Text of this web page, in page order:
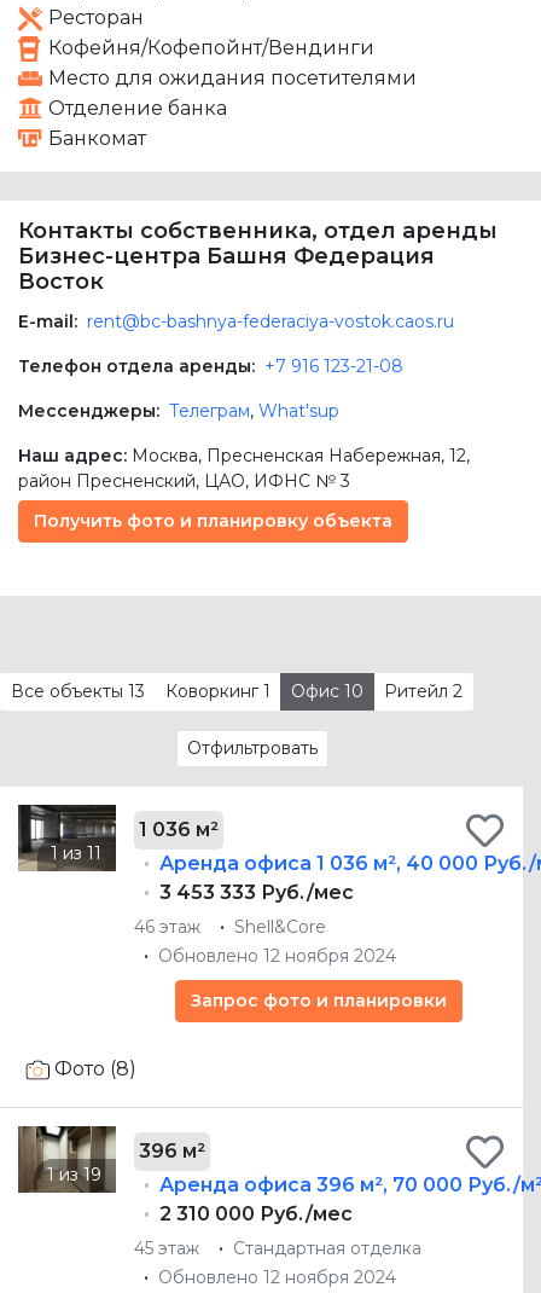
Ресторан
Кофейня/Кофепойнт/Вендинги
Место для ожидания посетителями
Отделение банка
Банкомат
Контакты собственника, отдел аренды
Бизнес-центра Башня Федерация
Восток
E-mail: rent@bc-bashnya-federaciya-vostok.caos.ru
Телефон отдела аренды: +7 916 123-21-08
Мессенджеры: Телеграм, What'sup
Наш адрес: Москва, Пресненская Набережная, 12,
район Пресненский, ЦАО, ИФНС № 3
Получить фото и планировку объекта
Все объекты 13 Коворкинг 1 Офис 10 Ритейл 2
Отфильтровать
1 036 м²
Аренда офиса 1 036 м², 40 000 Руб./
3 453 333 Руб./мес
46 этаж
Shell&Core
Обновлено 12 ноября 2024
Запрос фото и планировки
Фото (8)
396 м²
Аренда офиса 396 м², 70 000 Руб./
2 310 000 Руб./мес
45 этаж
Стандартная отделка
Обновлено 12 ноября 2024